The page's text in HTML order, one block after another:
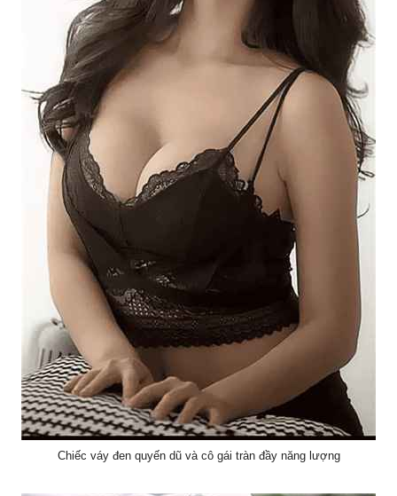
Chiếc váy đen quyến dũ và cô gái tràn đầy năng lượng